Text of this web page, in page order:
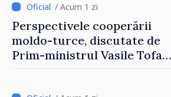
Reuniune la Moghiliov-
Podolsk
/ Acum 1 zi
Perspectivele cooperării
moldo-turce, discutate de
Prim-ministrul Vasile Tofan